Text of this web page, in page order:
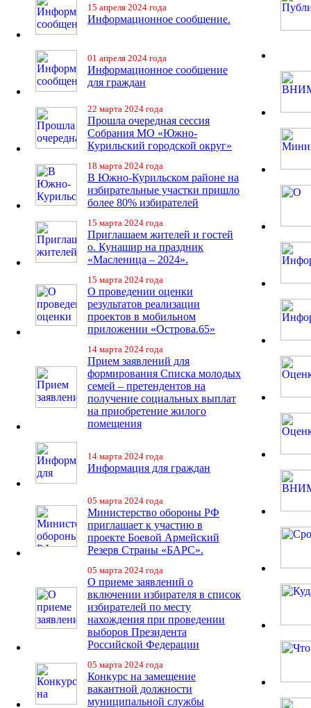
15 апреля 2024 года
Информационное сообщение.
01 апреля 2024 года
Информационное сообщение
для граждан
22 марта 2024 года
Прошла очередная сессия
Собрания МО «Южно-
Курильский городской округ»
18 марта 2024 года
В Южно-Курильском районе на
избирательные участки пришло
более 80% избирателей
15 марта 2024 года
Приглашаем жителей и гостей
о. Кунашир на праздник
«Масленица – 2024».
15 марта 2024 года
О проведении оценки
результатов реализации
проектов в мобильном
приложении «Острова.65»
14 марта 2024 года
Прием заявлений для
формирования Списка молодых
семей – претендентов на
получение социальных выплат
на приобретение жилого
помещения
14 марта 2024 года
Информация для граждан
05 марта 2024 года
Министерство обороны РФ
приглашает к участию в
проекте Боевой Армейский
Резерв Страны «БАРС».
05 марта 2024 года
О приеме заявлений о
включении избирателя в список
избирателей по месту
нахождения при проведении
выборов Президента
Российской Федерации
05 марта 2024 года
Конкурс на замещение
вакантной должности
муниципальной службы